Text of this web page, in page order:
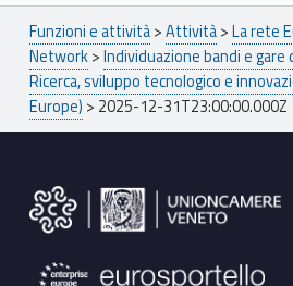
Breadcrumbs navigation
Funzioni e attività>Attività>La rete
Network>Individuazione bandi e gare
Ricerca, sviluppo tecnologico e
Europe) > 2025-12-31T23:00:00.000Z